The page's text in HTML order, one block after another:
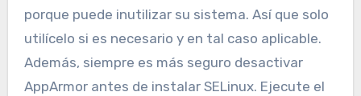
porque puede inutilizar su sistema. Así que solo
utilícelo si es necesario y en tal caso aplicable.
Además, siempre es más seguro desactivar
AppArmor antes de instalar SELinux. Ejecute el